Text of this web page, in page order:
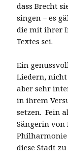
dass Brecht
singen – es
die mit ihrer
Textes sei.
Ein
Liedern,
aber sehr
in ihrem
setzen. Fein
Sängerin
Philharmonie
diese Stadt